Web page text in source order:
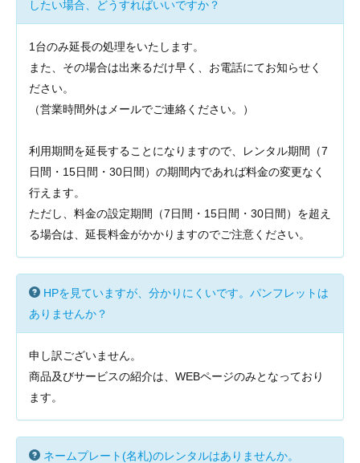
したい場合、どうすればいいですか？
1台のみ延長の処理をいたします。
また、その場合は出来るだけ早く、お電話にてお知らせく
ださい。
（営業時間外はメールでご連絡ください。）
利用期間を延長することになりますので、レンタル期間（7
日間・15日間・30日間）の期間内であれば料金の変更なく
行えます。
ただし、料金の設定期間（7日間・15日間・30日間）を超え
る場合は、延長料金がかかりますのでご注意ください。
HPを見ていますが、分かりにくいです。パンフレットは
ありませんか？
申し訳ございません。
商品及びサービスの紹介は、WEBページのみとなっており
ます。
ネームプレート(名札)のレンタルはありませんか。